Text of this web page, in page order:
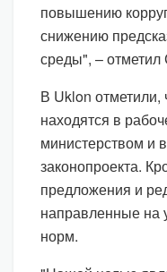
повышению
снижению
среды", – отметил
В Uklon
находятся в
министерством и
законопроекта.
предложения и
направленные на
норм.